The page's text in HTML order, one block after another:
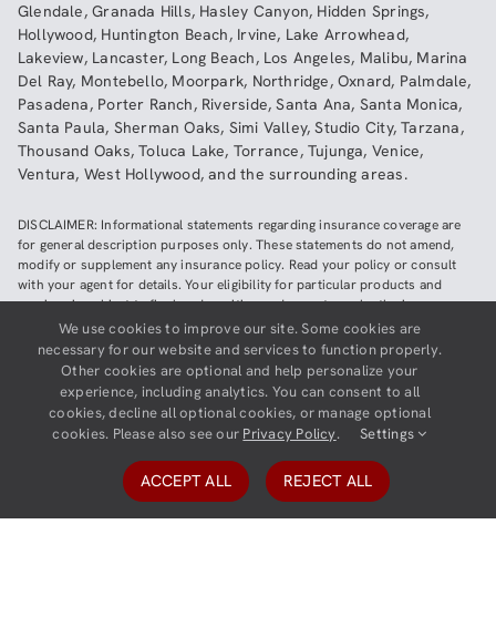
Glendale,Granada Hills, Hasley Canyon, Hidden Springs,
Hollywood, Huntington Beach, Irvine, Lake Arrowhead,
Lakeview, Lancaster, Long Beach, Los Angeles, Malibu, Marina
Del Ray, Montebello, Moorpark, Northridge,Oxnard, Palmdale,
Pasadena, Porter Ranch, Riverside,Santa Ana, Santa Monica,
Santa Paula, Sherman Oaks, Simi Valley,Studio City,Tarzana,
Thousand Oaks,Toluca Lake, Torrance, Tujunga, Venice,
Ventura, West Hollywood,and the surrounding areas.
DISCLAIMER: Informational statements regarding insurance coverage are
for general description purposes only. These statements do not amend,
modify or supplement any insurance policy. Read your policy or consult
with your agent for details. Your eligibility for particular products and
services is subject to final underwriting and acceptance by the insurance
company providing such products or services. This website does not make
any representations that coverage does or does not exist for any particular
claim or loss, or type of claim or loss, under any policy. Be sure to read the
policy, including all endorsements, or prospectus, if applicable.
Copyright ©2026Neighborhood Insurance Agency | Website hosted by
GravityCerts
We use cookies to improve our site. Some cookies are
necessary for our website and services to function properly.
Other cookies are optional and help personalize your
experience, including analytics. You can consent to all
cookies, decline all optional cookies, or manage optional
cookies. Please also see our Privacy Policy. Settings
ACCEPT ALL REJECT ALL